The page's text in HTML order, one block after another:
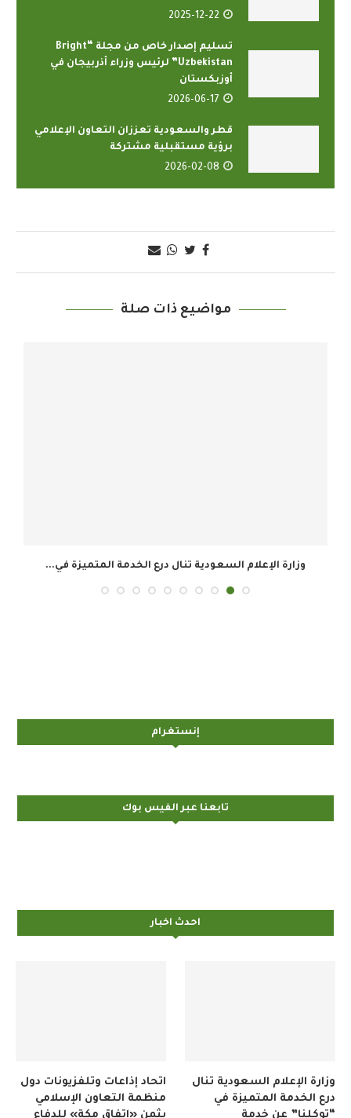
2025-12-22
تسليم إصدار خاص من مجلة “Bright
Uzbekistan” لرئيس وزراء أذربيجان في
أوزبكستان
2026-06-17
قطر والسعودية تعززان التعاون الإعلامي
برؤية مستقبلية مشتركة
2026-02-08
مواضيع ذات صلة
وزارة الإعلام السعودية تنال درع الخدمة المتميزة في...
إنستغرام
تابعنا عبر الفيس بوك
احدث اخبار
اتحاد إذاعات وتلفزيونات دول
منظمة التعاون الإسلامي
يثمن «اتفاق مكة» للدفاع
وزارة الإعلام السعودية تنال
درع الخدمة المتميزة في
“توكلنا” عن خدمة